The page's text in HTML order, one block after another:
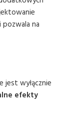
na
jest wyłącznie
efekty